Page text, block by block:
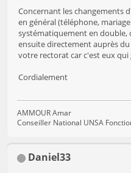
Concernant les changements
en général (téléphone,
systématiquement en double,
ensuite directement auprès du
votre rectorat car c'est eux
Cordialement
AMMOUR Amar
Conseiller National UNSA
Daniel33